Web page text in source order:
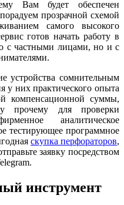
Вам будет обеспечен
прозрачной схемой
самого высокого
готов начать работу в
с частными лицами, но и с
устройства сомнительным
у них практического опыта
компенсационной суммы,
прочему для проверки
аналитическое
тестирующее программное
скупка перфораторов,
заявку посредством
инструмент